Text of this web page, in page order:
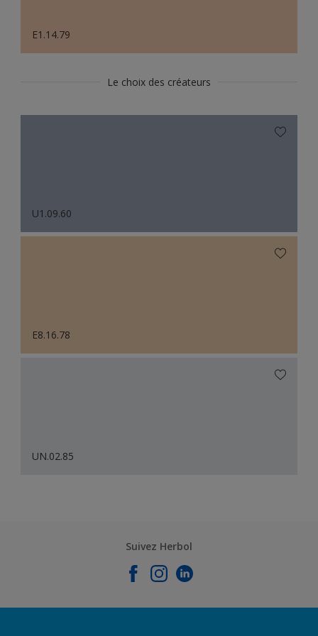
E1.14.79
Le choix des créateurs
U1.09.60
E8.16.78
UN.02.85
Suivez Herbol